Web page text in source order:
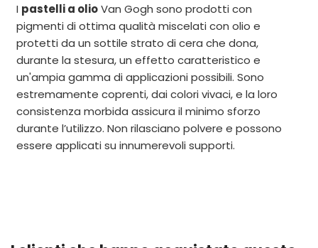
I pastelli a olioVan Gogh sono prodotti con
pigmenti di ottima qualità miscelati con olio e
protetti da un sottile strato di cera che dona,
durante la stesura, un effetto caratteristico e
un'ampia gamma di applicazioni possibili. Sono
estremamente coprenti, dai colori vivaci, e la loro
consistenza morbida assicura il minimo sforzo
durante l’utilizzo. Non rilasciano polvere e possono
essere applicati su innumerevoli supporti.